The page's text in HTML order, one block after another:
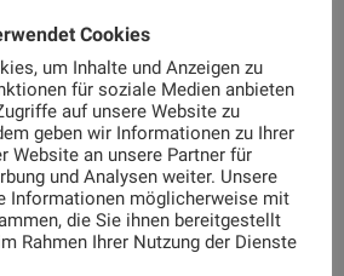
Cookies
um Inhalte und Anzeigen zu
für soziale Medien anbieten
auf unsere Website zu
geben wir Informationen zu Ihrer
Website an unsere Partner für
und Analysen weiter. Unsere
Informationen möglicherweise mit
die Sie ihnen bereitgestellt
Rahmen Ihrer Nutzung der Dienste